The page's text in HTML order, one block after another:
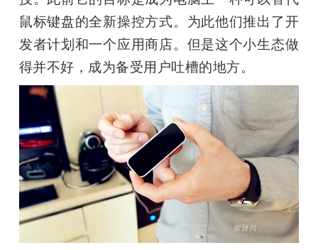
鼠标键盘的全新操控方式。为此他们推出了开
发者计划和一个应用商店。但是这个小生态做
得并不好，成为备受用户吐槽的地方。